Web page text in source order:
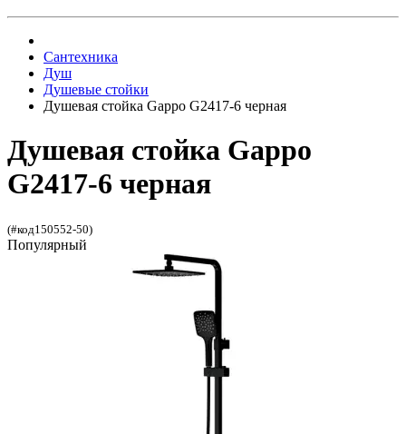
Сантехника
Душ
Душевые стойки
Душевая стойка Gappo G2417-6 черная
Душевая стойка Gappo
G2417-6 черная
(#код150552-50)
Популярный